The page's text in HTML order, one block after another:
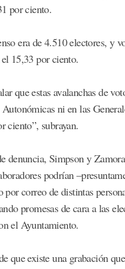
por ciento.
era de 4.510 electores, y
15,33 por ciento.
que estas avalanchas de
ni en las
ciento”, subrayan.
denuncia, Simpson y
podrían
por correo de distintas
promesas de cara a las
el Ayuntamiento.
que existe una grabación